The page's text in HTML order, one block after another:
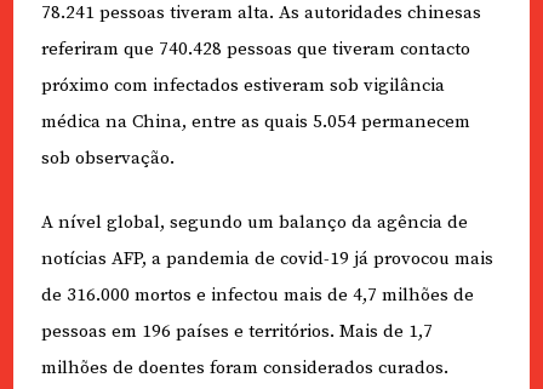
78.241 pessoas tiveram alta. As autoridades chinesas
referiram que 740.428 pessoas que tiveram contacto
próximo com infectados estiveram sob vigilância
médica na China, entre as quais 5.054 permanecem
sob observação.
A nível global, segundo um balanço da agência de
notícias AFP, a pandemia de covid-19 já provocou mais
de 316.000 mortos e infectou mais de 4,7 milhões de
pessoas em 196 países e territórios. Mais de 1,7
milhões de doentes foram considerados curados.